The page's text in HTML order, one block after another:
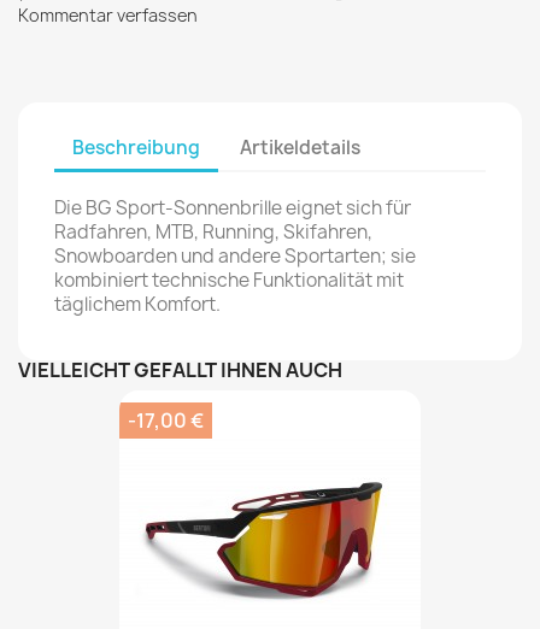
Kommentar verfassen
Beschreibung Artikeldetails
Die BG Sport-Sonnenbrille eignet sich für
Radfahren, MTB, Running, Skifahren,
Snowboarden und andere Sportarten; sie
kombiniert technische Funktionalität mit
täglichem Komfort.
VIELLEICHT GEFÄLLT IHNEN AUCH
-17,00 €